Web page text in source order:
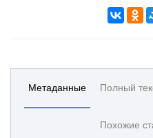
Метаданные Полный
Похожие